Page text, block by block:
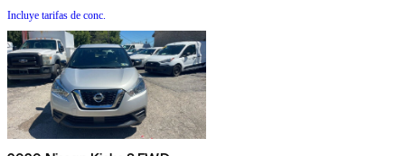
Incluye tarifas de conc.